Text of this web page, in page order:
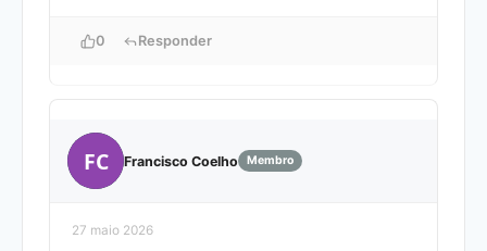
0 Responder
FC Francisco Coelho Membro
27 maio 2026